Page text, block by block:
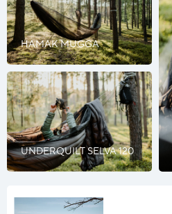
HAMAK MUGGA
UNDERQUILT SELVA 120